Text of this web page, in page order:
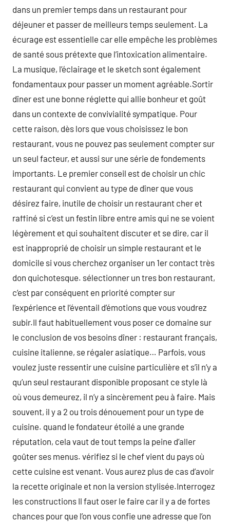
dans un premier temps dans un restaurant pour
déjeuner et passer de meilleurs temps seulement. La
écurage est essentielle car elle empêche les problèmes
de santé sous prétexte que l’intoxication alimentaire.
La musique, l’éclairage et le sketch sont également
fondamentaux pour passer un moment agréable.Sortir
dîner est une bonne réglette qui allie bonheur et goût
dans un contexte de convivialité sympatique. Pour
cette raison, dès lors que vous choisissez le bon
restaurant, vous ne pouvez pas seulement compter sur
un seul facteur, et aussi sur une série de fondements
importants. Le premier conseil est de choisir un chic
restaurant qui convient au type de dîner que vous
désirez faire, inutile de choisir un restaurant cher et
raffiné si c’est un festin libre entre amis qui ne se voient
légèrement et qui souhaitent discuter et se dire, car il
est inapproprié de choisir un simple restaurant et le
domicile si vous cherchez organiser un 1er contact très
don quichotesque. sélectionner un tres bon restaurant,
c’est par conséquent en priorité compter sur
l’expérience et l’éventail d’émotions que vous voudrez
subir.Il faut habituellement vous poser ce domaine sur
le conclusion de vos besoins dîner : restaurant français,
cuisine italienne, se régaler asiatique… Parfois, vous
voulez juste ressentir une cuisine particulière et s’il n’y a
qu’un seul restaurant disponible proposant ce style là
où vous demeurez, il n’y a sincèrement peu à faire. Mais
souvent, il y a 2 ou trois dénouement pour un type de
cuisine. quand le fondateur étoilé a une grande
réputation, cela vaut de tout temps la peine d’aller
goûter ses menus. vérifiez si le chef vient du pays où
cette cuisine est venant. Vous aurez plus de cas d’avoir
la recette originale et non la version stylisée.Interrogez
les constructions Il faut oser le faire car il y a de fortes
chances pour que l’on vous confie une adresse que l’on